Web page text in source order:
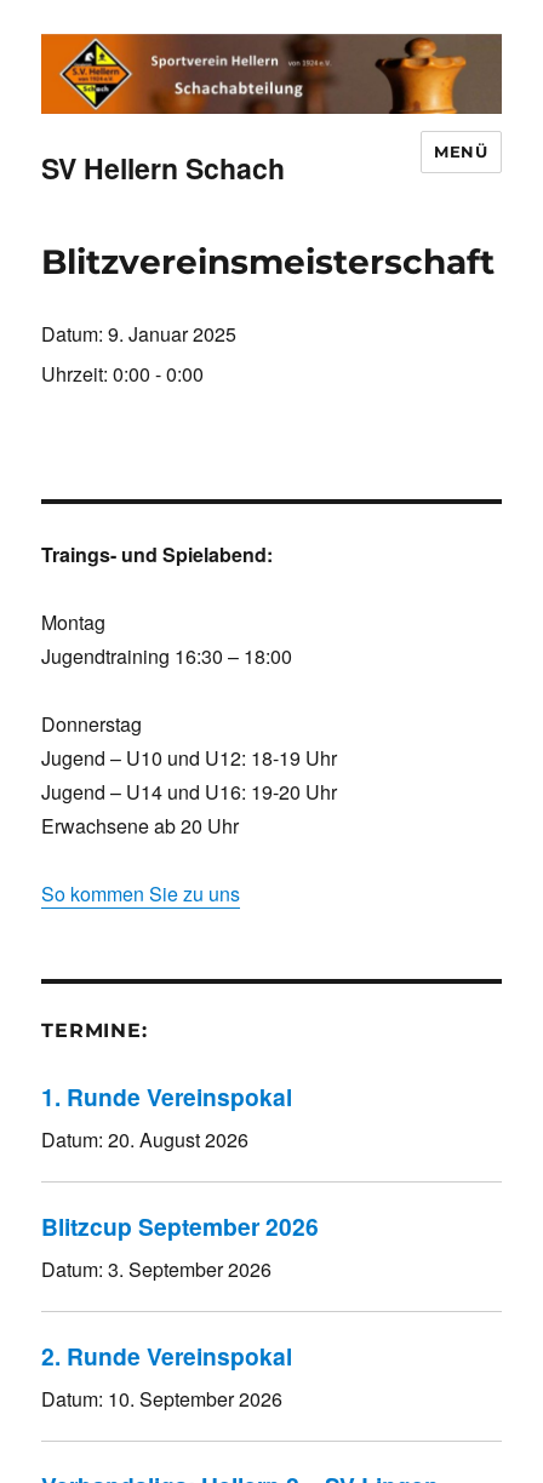
SV Hellern Schach MENÜ
Blitzvereinsmeisterschaft
Datum:9. Januar 2025
Uhrzeit:0:00 - 0:00
Traings- und Spielabend:
Montag
Jugendtraining 16:30 – 18:00
Donnerstag
Jugend – U10 und U12: 18-19 Uhr
Jugend – U14 und U16: 19-20 Uhr
Erwachsene ab 20 Uhr
So kommen Sie zu uns
TERMINE:
1. Runde Vereinspokal
Datum:20. August 2026
Blitzcup September 2026
Datum:3. September 2026
2. Runde Vereinspokal
Datum: 10. September 2026